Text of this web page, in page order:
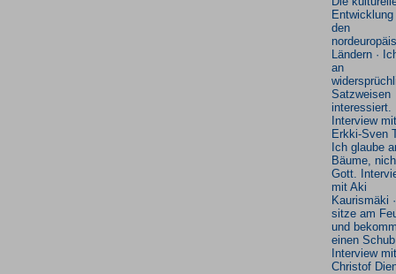
Entwicklung
den
Ländern ·
an
Satzweisen
interessiert.
Interview mit
Erkki-Sven
Ich glaube
Bäume,
Gott.
mit Aki
Kaurismäki
sitze am
und
einen
Interview mit
Christof